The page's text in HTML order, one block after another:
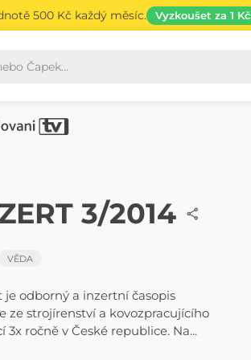
500 Kč každý měsíc. Vyzkoušet za 1 Kč
3/2014
VĚDA
je odborný a inzertní časopis
ze strojírenství a kovozpracujícího
3x ročně v České republice. Na...